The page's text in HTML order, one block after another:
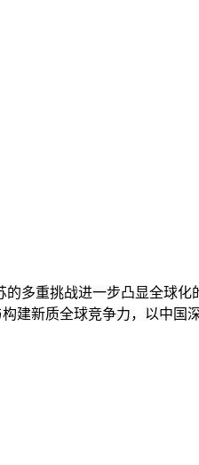
多重挑战进一步凸显全球化
建新质全球竞争力，以中国